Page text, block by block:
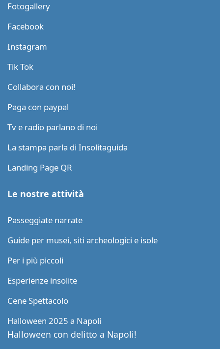
Fotogallery
Facebook
Instagram
Tik Tok
Collabora con noi!
Paga con paypal
Tv e radio parlano di noi
La stampa parla di Insolitaguida
Landing Page QR
Le nostre attività
Passeggiate narrate
Guide per musei, siti archeologici e isole
Per i più piccoli
Esperienze insolite
Cene Spettacolo
Halloween 2025 a Napoli
Halloween con delitto a Napoli!